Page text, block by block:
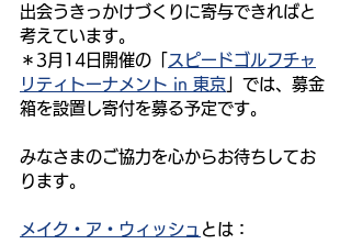
出会うきっかけづくりに寄与できればと
考えています。
＊3月14日開催の「
スピードゴルフチャ
リティトーナメント in 東京 」では、募金
箱を設置し寄付を募る予定です。
みなさまのご協力を心からお待ちしてお
ります。
メイク・ア・ウィッシュ とは：